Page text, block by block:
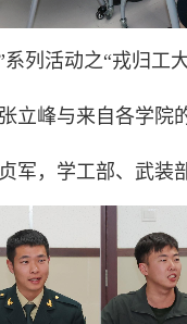
列活动之“戎归工
立峰与来自各学
军，学工部、武装